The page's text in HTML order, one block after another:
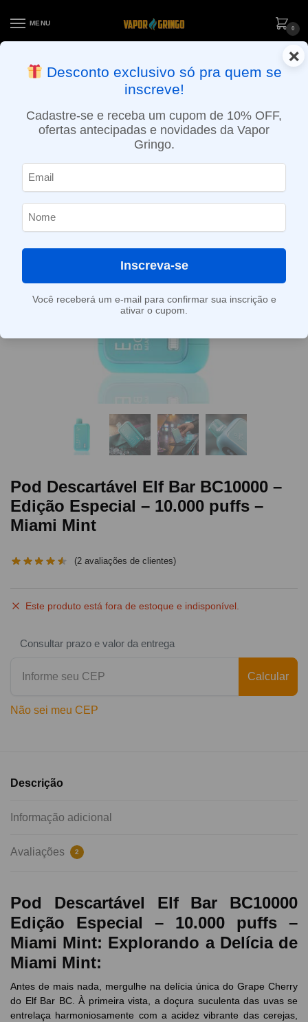
MENU
0
ENTREGA NO MESMO DIA EM SÃO PAULO (SEG A SEX): PEDIDOS
APROVADOS ATÉ 15:30 VIA MOTOBOY
Pod Descartável Elf Bar BC10000 –
Edição Especial – 10.000 puffs –
Miami Mint
(2 avaliações de clientes)
Este produto está fora de estoque e indisponível.
Consultar prazo e valor da entrega
Calcular
Não sei meu CEP
Descrição
Informação adicional
Avaliações 2
Pod Descartável Elf Bar BC10000
Edição Especial – 10.000 puffs –
Miami Mint: Explorando a Delícia de
Miami Mint:
Antes de mais nada, mergulhe na delícia única do Grape Cherry
do Elf Bar BC. À primeira vista, a doçura suculenta das uvas se
entrelaça harmoniosamente com a acidez vibrante das cerejas,
×
Desconto exclusivo só pra quem se
inscreve!
Cadastre-se e receba um cupom de 10% OFF,
ofertas antecipadas e novidades da Vapor
Gringo.
Inscreva-se
Você receberá um e-mail para confirmar sua inscrição e
ativar o cupom.